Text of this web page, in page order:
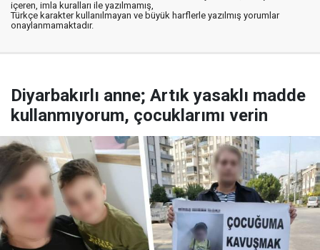
içeren, imla kuralları ile yazılmamış,
Türkçe karakter kullanılmayan ve büyük harflerle yazılmış yorumlar
onaylanmamaktadır.
Diyarbakırlı anne; Artık yasaklı madde
kullanmıyorum, çocuklarımı verin